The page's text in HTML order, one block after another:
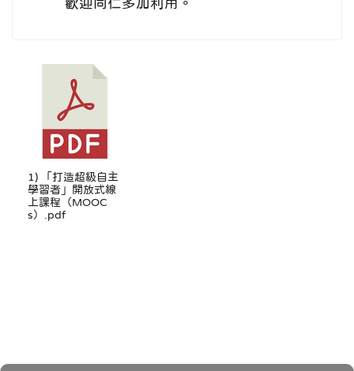
1) 「打造超級自主
學習者」開放式線
上課程（MOOC
s）.pdf